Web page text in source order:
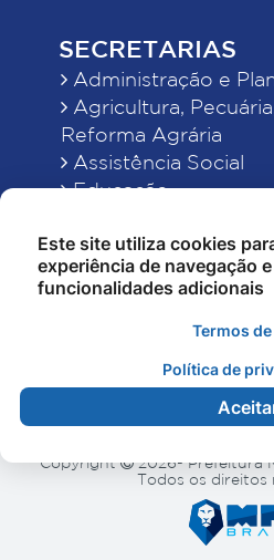
SECRETARIAS
Administração e
Agricultura,
Reforma Agrária
Assistência Social
Educação
Finanças
Indústria, Comércio,
Tecnologia
Obras Públicas,
Saúde
Copyright
2026- Prefeitura
Todos os direitos
Este site utiliza cookies
experiência de navegação
funcionalidades adicionais
Termos
Política de